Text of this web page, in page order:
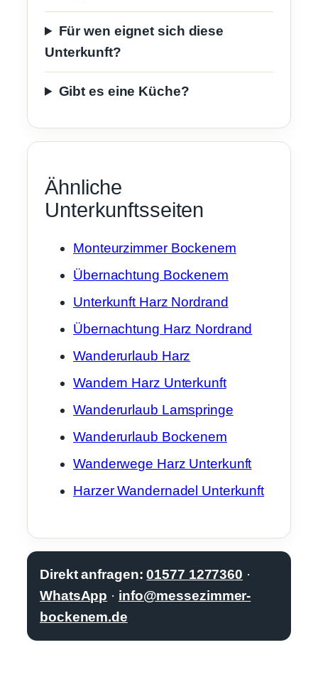
Für wen eignet sich diese
Unterkunft?
Gibt es eine Küche?
Ähnliche
Unterkunftsseiten
Monteurzimmer Bockenem
Übernachtung Bockenem
Unterkunft Harz Nordrand
Übernachtung Harz Nordrand
Wanderurlaub Harz
Wandern Harz Unterkunft
Wanderurlaub Lamspringe
Wanderurlaub Bockenem
Wanderwege Harz Unterkunft
Harzer Wandernadel Unterkunft
Direkt anfragen: 01577 1277360 ·
WhatsApp · info@messezimmer-
bockenem.de